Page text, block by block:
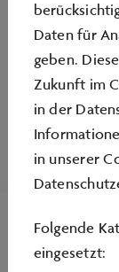
FSJ
Daten für
geben.
Zukunft im
in der
in unserer
Folgende
eingesetzt: